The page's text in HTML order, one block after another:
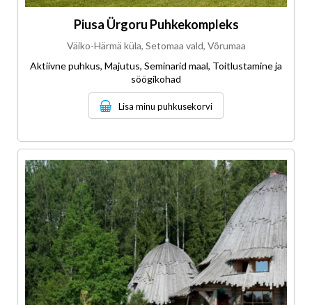
Piusa Ürgoru Puhkekompleks
Väiko-Härmä küla, Setomaa vald, Võrumaa
Aktiivne puhkus, Majutus, Seminarid maal, Toitlustamine ja
söögikohad
Lisa minu puhkusekorvi